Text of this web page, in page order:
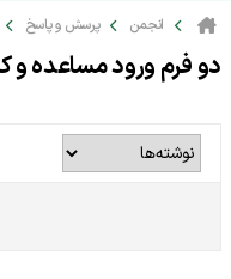
انجمن پرسش و پاسخ
دو فرم ورود مساعده و